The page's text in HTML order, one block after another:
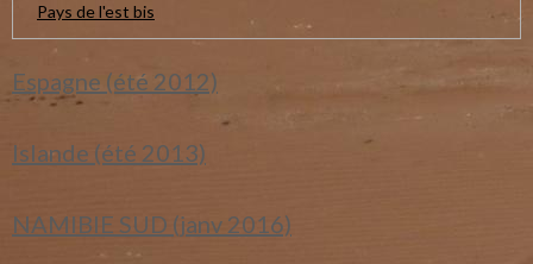
Pays de l'est bis
Espagne (été 2012)
Islande (été 2013)
NAMIBIE SUD (janv 2016)